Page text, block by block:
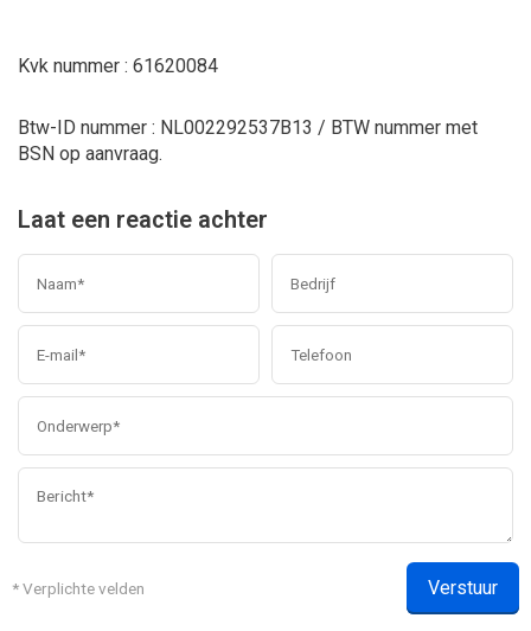
Kvk nummer : 61620084
Btw-ID nummer : NL002292537B13 / BTW nummer met
BSN op aanvraag.
Laat een reactie achter
* Verplichte velden Verstuur